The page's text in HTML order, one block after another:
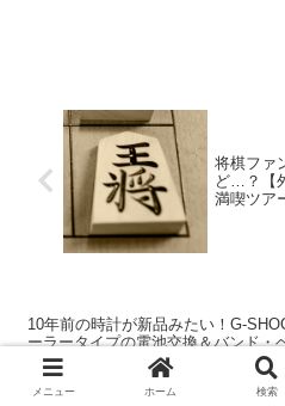
将棋ファ
ど…？【
満喫ツア
10年前の時計が新品みたい！G-
ーラータイプの電池交換＆バンド・
ル交換してもらいました
メニュー ホーム 検索